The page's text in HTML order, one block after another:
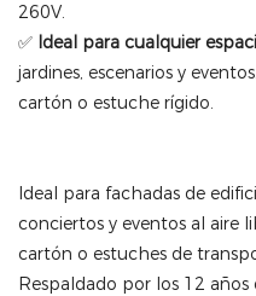
260V.
✅ Ideal para cualquier
jardines, escenarios y
cartón o estuche rígido.
Ideal para fachadas de
conciertos y eventos al aire
cartón o estuches de
Respaldado por los 12 años